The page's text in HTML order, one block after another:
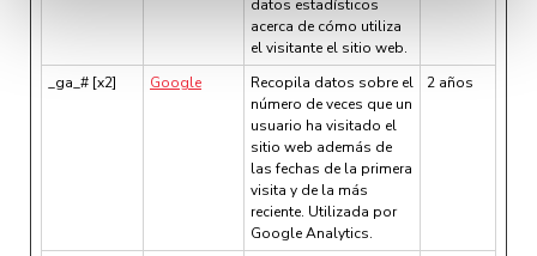
te indicamos cómo hacerlo
en diferentes navegadores.
datos estadísticos
acerca de cómo utiliza
el visitante el sitio web.
_ga_# [x2] Google
Recopila datos sobre el
número de veces que un
usuario ha visitado el
sitio web además de
las fechas de la primera
visita y de la más
reciente. Utilizada por
Google Analytics.
2 años